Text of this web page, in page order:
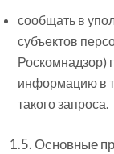
сообщать в
субъектов
Роскомнадзор)
информацию в
такого запроса.
1.5. Основные